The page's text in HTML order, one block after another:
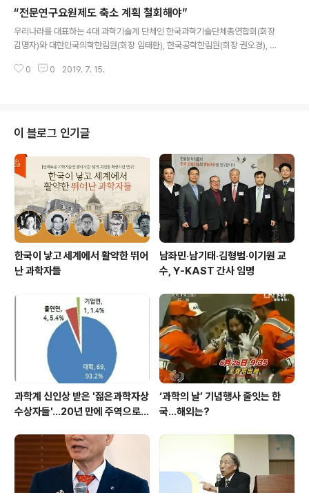
(원장 한민구·이하 한림원)은 플라스틱 문제에 대한 과학기
술적 해결방안을 주제로 ‘한림원의 목소리 제79호’를 공표
했다. 제안서에서는 플라스틱의 높은 편리성과 경제성은
과 소비, 수거 및 폐기까지 전 단계에 맞춰 추진전략을 제시
“전문연구요원제도 축소 계획 철회해야”
우리나라를 대표하는 4대 과학기술계 단체인 한국과학기술단체총연합회(회장
김명자)와 대한민국의학한림원(회장 임태환), 한국공학한림원(회장 권오경), 한
원제도의 축소 계획 철회와 수요에 맞는 확대를 촉구하는 공동 성명서를 15일
지장을 초래해 국가경쟁력 약화로 이어질 것이 자명하다”고 깊은 우려를 표했
다. 또한 “국방력 강화는 과학기술력 기반의 국가경쟁력이 뒷받침될 때 가능하
고 우수 연구인력 확보는 그 필수요건”이라..
0 0 2019. 7. 15.
이 블로그 인기글
한국이 낳고 세계에서 활약한 뛰어
난 과학자들
남좌민·남기태·김형범·이기원 교
수, Y-KAST 간사 임명
과학계 신인상 받은 '젊은과학자상
수상자들'…20년 만에 주역으로
‘과학의 날’ 기념행사 줄잇는 한
국…해외는?